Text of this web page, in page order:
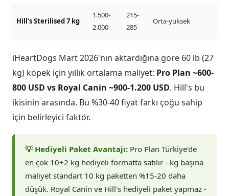
Hill's Sterilised 7 kg
1.500-
2.000
215-
285
Orta-yüksek
iHeartDogs Mart 2026'nın aktardığına göre 60 lb (27
kg) köpek için yıllık ortalama maliyet: Pro Plan ~600-
800 USD vs Royal Canin ~900-1.200 USD. Hill's bu
ikisinin arasında. Bu %30-40 fiyat farkı çoğu sahip
için belirleyici faktör.
💡 Hediyeli Paket Avantajı: Pro Plan Türkiye'de
en çok 10+2 kg hediyeli formatta satılır - kg başına
maliyet standart 10 kg paketten %15-20 daha
düşük. Royal Canin ve Hill's hediyeli paket yapmaz -